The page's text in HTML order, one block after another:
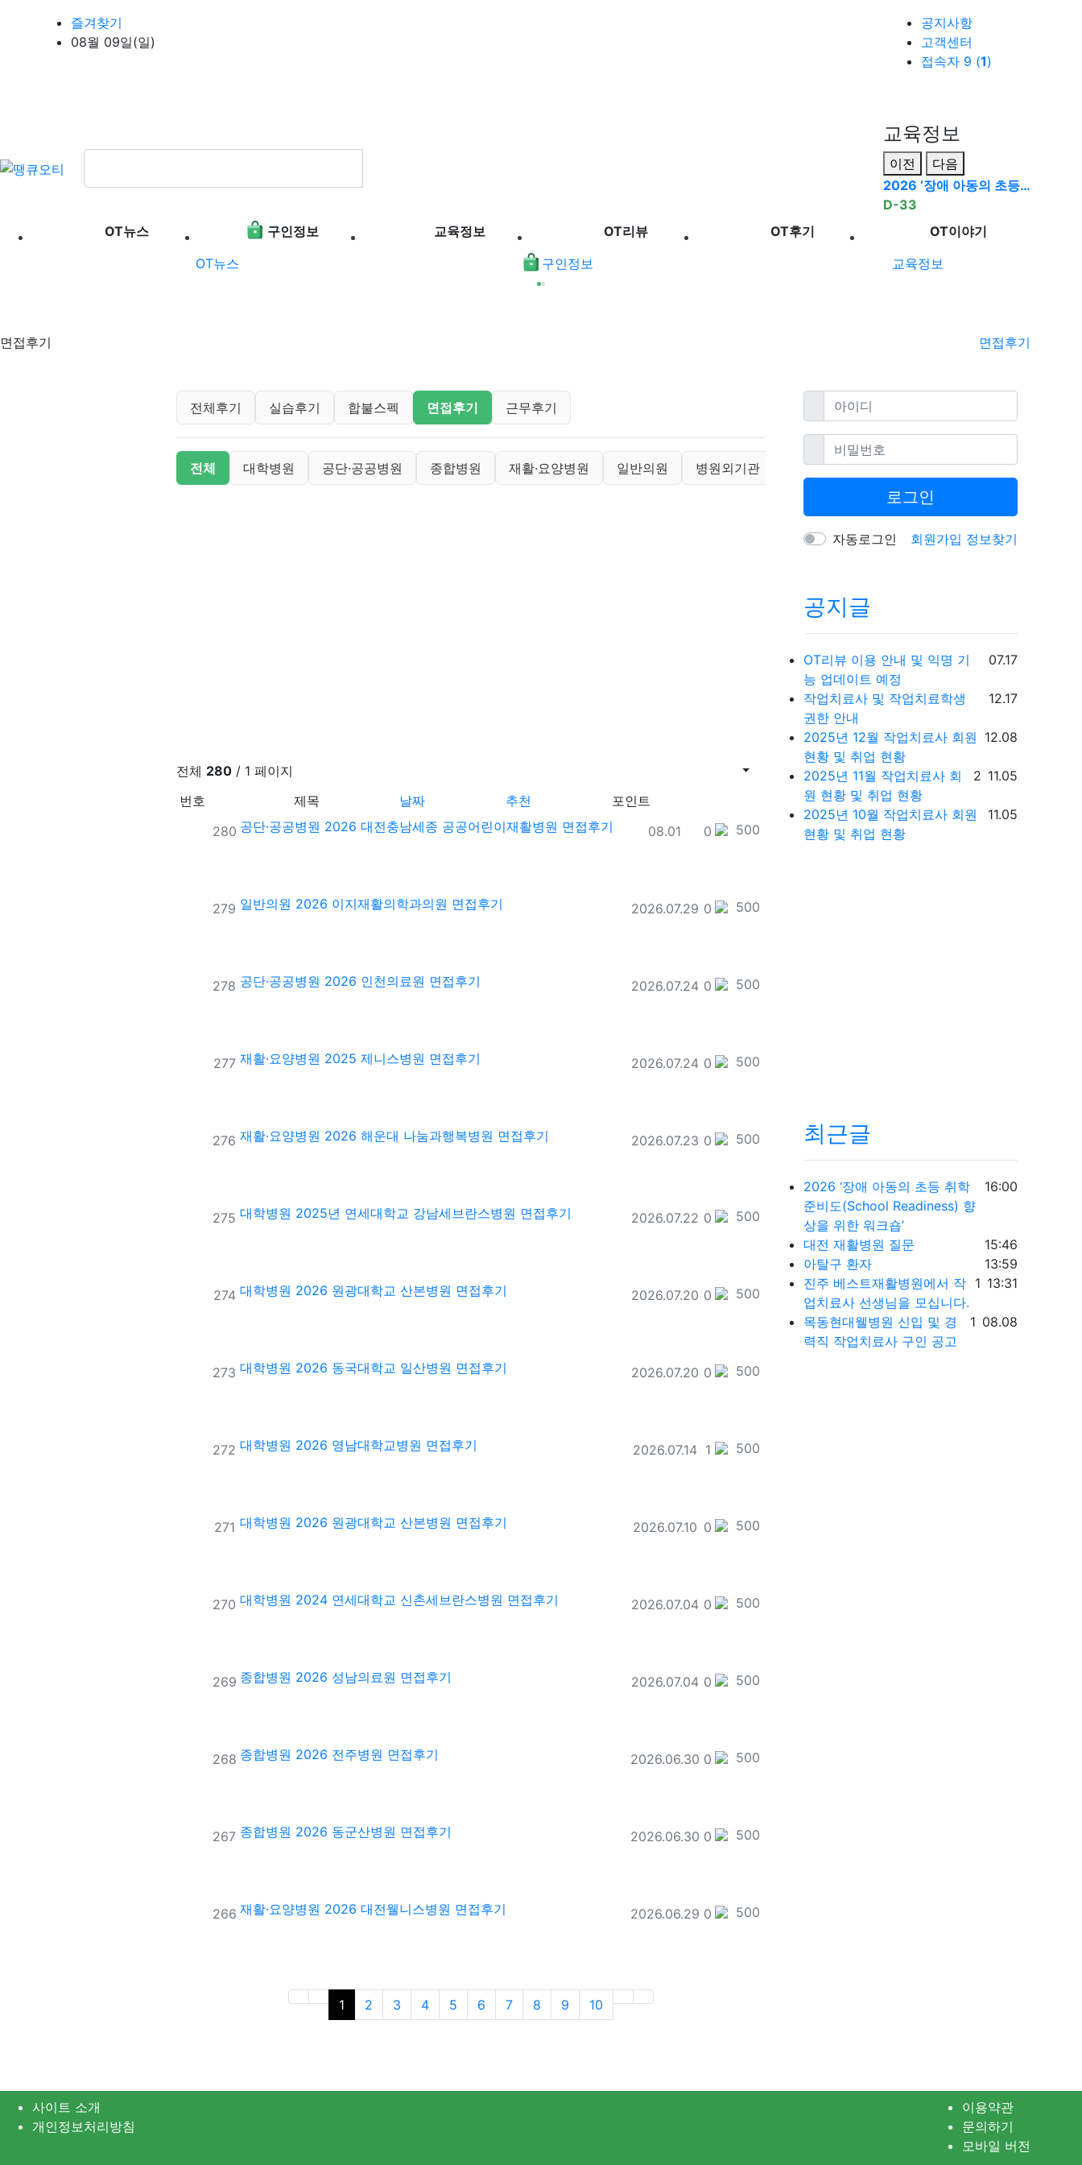
상단 네비즐겨찾기
08월 09일(일)
공지사항
고객센터
접속자 9 (1)
교육정보
이전
다음
2026 ‘장애 아동의 초등…
D-33
메인 메뉴 OT뉴스 구인정보 교육정보 OT리뷰 OT후기
OT이야기
OT뉴스
구인정보 교육정보
면접후기 면접후기
오티후기 분류 목록
전체후기 실습후기 합불스펙 면접후기 근무후기
면접후기 분류 목록
전체 대학병원 공단·공공병원 종합병원 재활·요양병원 일반의원 병원외기관
전체 280 / 1 페이지 게시물 정렬
게시판 검색
번호
제목 날짜 추천
포인트
번호
280 공단·공공병원 2026 대전충남세종 공공어린이재활병원 면접후기 등록일
08.01 추천
0 포인트
500
번호
279 일반의원 2026 이지재활의학과의원 면접후기 등록일
2026.07.29 추천
0 포인트
500
번호
278 공단·공공병원 2026 인천의료원 면접후기 등록일
2026.07.24 추천
0 포인트
500
번호
277 재활·요양병원 2025 제니스병원 면접후기 등록일
2026.07.24 추천
0 포인트
500
번호
276 재활·요양병원 2026 해운대 나눔과행복병원 면접후기 등록일
2026.07.23 추천
0 포인트
500
번호
275 대학병원 2025년 연세대학교 강남세브란스병원 면접후기 등록일
2026.07.22 추천
0 포인트
500
번호
274 대학병원 2026 원광대학교 산본병원 면접후기 등록일
2026.07.20 추천
0 포인트
500
번호
273 대학병원 2026 동국대학교 일산병원 면접후기 등록일
2026.07.20 추천
0 포인트
500
번호
272 대학병원 2026 영남대학교병원 면접후기 등록일
2026.07.14 추천
1 포인트
500
번호
271 대학병원 2026 원광대학교 산본병원 면접후기 등록일
2026.07.10 추천
0 포인트
500
번호
270 대학병원 2024 연세대학교 신촌세브란스병원 면접후기 등록일
2026.07.04 추천
0 포인트
500
번호
269 종합병원 2026 성남의료원 면접후기 등록일
2026.07.04 추천
0 포인트
500
번호
268 종합병원 2026 전주병원 면접후기 등록일
2026.06.30 추천
0 포인트
500
번호
267 종합병원 2026 동군산병원 면접후기 등록일
2026.06.30 추천
0 포인트
500
번호
266 재활·요양병원 2026 대전웰니스병원 면접후기 등록일
2026.06.29 추천
0 포인트
500
1 (current)
2 3 4 5 6 7 8 9 10 (next)(last)
아이디필수
비밀번호필수
로그인
자동로그인 회원가입 정보찾기
공지글
등록일
07.17
OT리뷰 이용 안내 및 익명 기
능 업데이트 예정
등록일
12.17
작업치료사 및 작업치료학생
권한 안내
등록일
12.08
2025년 12월 작업치료사 회원
현황 및 취업 현황
등록일
11.05
2025년 11월 작업치료사 회
원 현황 및 취업 현황
댓글
2
등록일
11.05
2025년 10월 작업치료사 회원
현황 및 취업 현황
최근글
등록일
16:00
2026 ‘장애 아동의 초등 취학
준비도(School Readiness) 향
상을 위한 워크숍’
등록일
15:46
대전 재활병원 질문
등록일
13:59
아탈구 환자
등록일
13:31
진주 베스트재활병원에서 작
업치료사 선생님을 모십니다.
댓글
1
등록일
08.08
목동현대웰병원 신입 및 경
력직 작업치료사 구인 공고
댓글
1
사이트 소개
개인정보처리방침
이용약관
문의하기
모바일 버전